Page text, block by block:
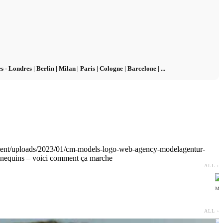
- Londres | Berlin | Milan | Paris | Cologne | Barcelone | ...
uploads/2023/01/cm-models-logo-web-agency-modelagentur-
– voici comment ça marche
ALL ›
ALL ›